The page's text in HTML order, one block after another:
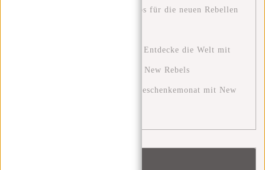
Stylisch unterwegs: Outfit-Tipps für die neuen Rebellen
Die Ultimative Reiseerfahrung: Entdecke die Welt mit
den Perfekten Reisetaschen von New Rebels
Der Dezember: Ein festlicher Geschenkemonat mit New